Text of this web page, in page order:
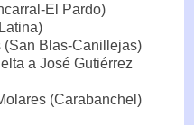
El Pardo)
(San Blas-Canillejas)
a José Gutiérrez
(Carabanchel)